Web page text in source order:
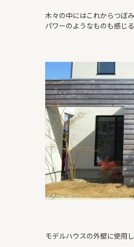
木々の中にはこれからつぼ
パワーのようなものも感じ
モデルハウスの外壁に使用